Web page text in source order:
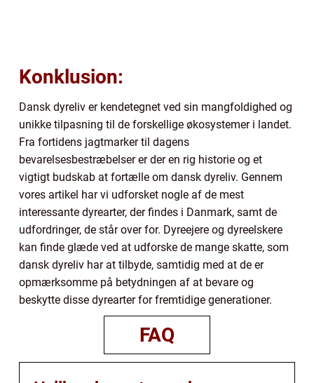
Konklusion:
Dansk dyreliv er kendetegnet ved sin mangfoldighed og
unikke tilpasning til de forskellige økosystemer i landet.
Fra fortidens jagtmarker til dagens
bevarelsesbestræbelser er der en rig historie og et
vigtigt budskab at fortælle om dansk dyreliv. Gennem
vores artikel har vi udforsket nogle af de mest
interessante dyrearter, der findes i Danmark, samt de
udfordringer, de står over for. Dyreejere og dyreelskere
kan finde glæde ved at udforske de mange skatte, som
dansk dyreliv har at tilbyde, samtidig med at de er
opmærksomme på betydningen af at bevare og
beskytte disse dyrearter for fremtidige generationer.
FAQ